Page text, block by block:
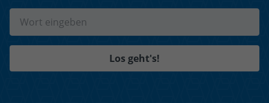
Los geht's!